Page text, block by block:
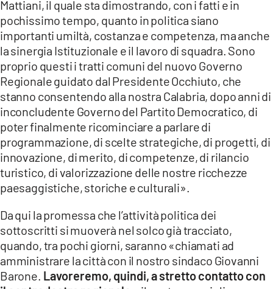
Mattiani, il quale sta dimostrando, con i fatti e in
pochissimo tempo, quanto in politica siano
importanti umiltà, costanza e competenza, ma anche
la sinergia Istituzionale e il lavoro di squadra. Sono
proprio questi i tratti comuni del nuovo Governo
Regionale guidato dal Presidente Occhiuto, che
stanno consentendo alla nostra Calabria, dopo anni di
inconcludente Governo del Partito Democratico, di
poter finalmente ricominciare a parlare di
programmazione, di scelte strategiche, di progetti, di
innovazione, di merito, di competenze, di rilancio
turistico, di valorizzazione delle nostre ricchezze
paesaggistiche, storiche e culturali».
Da qui la promessa che l’attività politica dei
sottoscritti si muoverà nel solco già tracciato,
quando, tra pochi giorni, saranno «chiamati ad
amministrare la città con il nostro sindaco Giovanni
Barone. Lavoreremo, quindi, a stretto contatto con